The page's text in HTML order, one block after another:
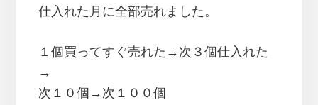
仕入れた月に全部売れました。
１個買ってすぐ売れた→次３個仕入れた
→
次１０個→次１００個